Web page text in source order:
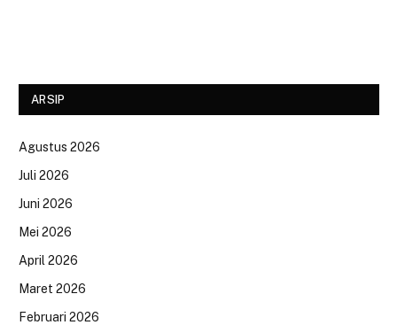
ARSIP
Agustus 2026
Juli 2026
Juni 2026
Mei 2026
April 2026
Maret 2026
Februari 2026